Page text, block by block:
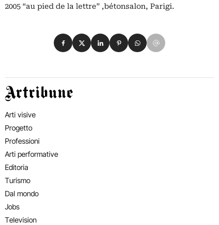
2005 “au pied de la lettre” ,bétonsalon, Parigi.
Condividi su Facebook
Condividi su X
Condividi su LinkedIn
Condividi su Pinterest
Condividi su WhatsApp
Condividi su Email
Artribune
Arti visive
Progetto
Professioni
Arti performative
Editoria
Turismo
Dal mondo
Jobs
Television